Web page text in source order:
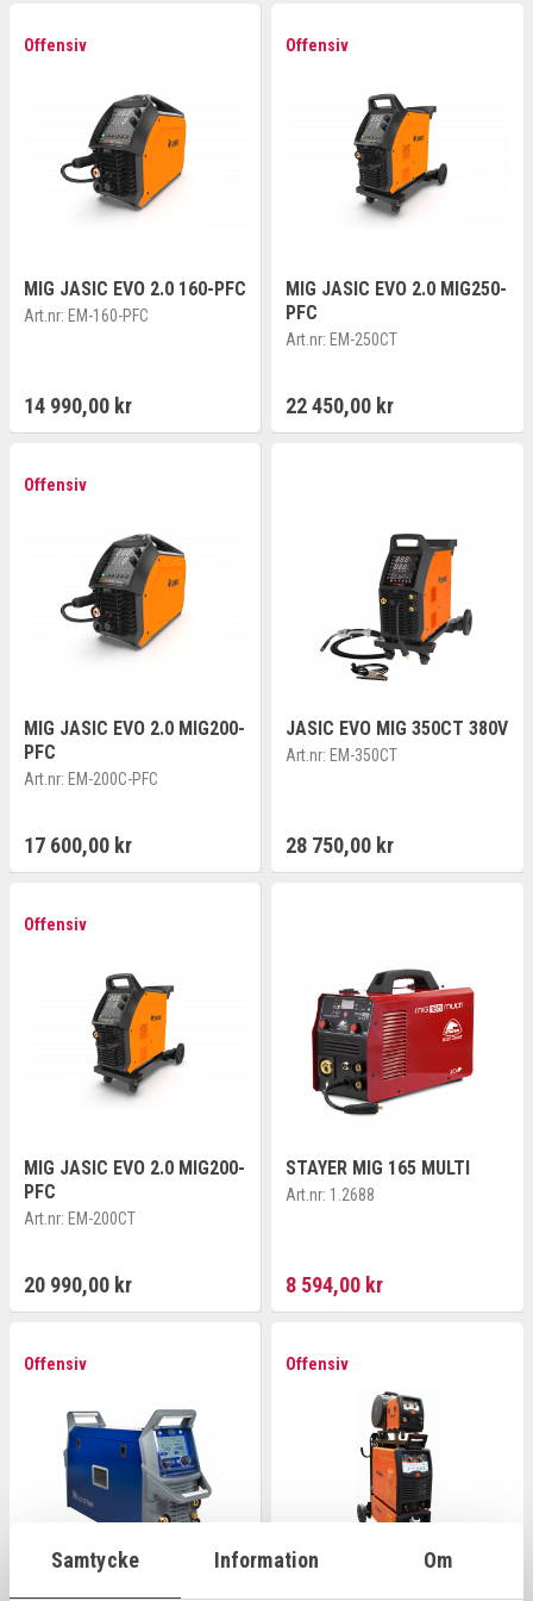
Samtycke Information Om
Offensiv
MIG JASIC EVO 2.0 160-PFC
Art.nr: EM-160-PFC
14 990,00 kr
Offensiv
MIG JASIC EVO 2.0 MIG250-
PFC
Art.nr: EM-250CT
22 450,00 kr
Offensiv
MIG JASIC EVO 2.0 MIG200-
PFC
Art.nr: EM-200C-PFC
17 600,00 kr
JASIC EVO MIG 350CT 380V
Art.nr: EM-350CT
28 750,00 kr
Offensiv
MIG JASIC EVO 2.0 MIG200-
PFC
Art.nr: EM-200CT
20 990,00 kr
STAYER MIG 165 MULTI
Art.nr: 1.2688
8 594,00 kr
Offensiv Offensiv